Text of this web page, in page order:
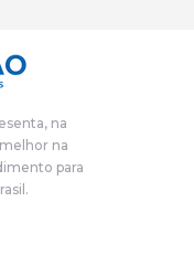
derrota no ano passado
eu errei e corrigir minha
Concursos), que fizeram um
estudar, ele tem que
num pós- edital é muito
de informação, então
bacana, porque quando eu
na
na
para